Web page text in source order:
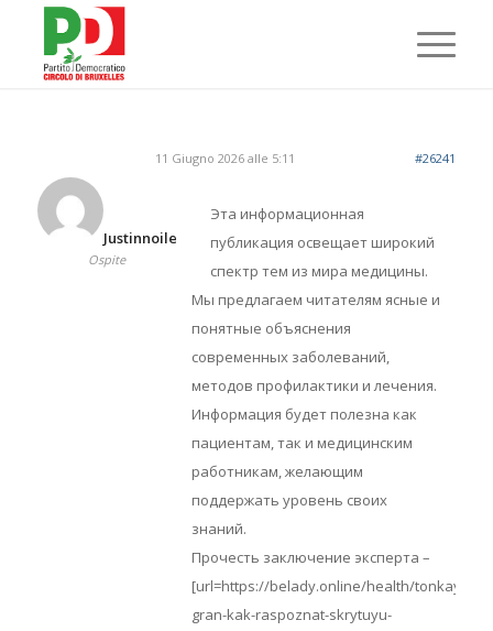
11 Giugno 2026 alle 5:11 #26241
Justinnoile
Ospite
Эта информационная
публикация освещает широкий
спектр тем из мира медицины.
Мы предлагаем читателям ясные и
понятные объяснения
современных заболеваний,
методов профилактики и лечения.
Информация будет полезна как
пациентам, так и медицинским
работникам, желающим
поддержать уровень своих
знаний.
Прочесть заключение эксперта –
[url=https://belady.online/health/tonkaya-
gran-kak-raspoznat-skrytuyu-